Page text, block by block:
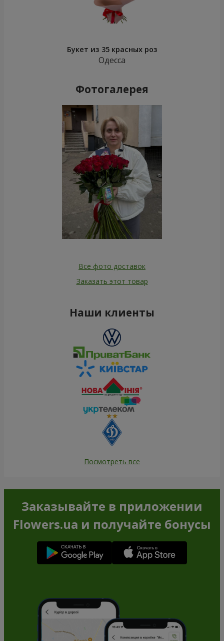
Букет из 35 красных роз
Одесса
Фотогалерея
Все фото доставок
Заказать этот товар
Наши клиенты
Посмотреть все
Заказывайте в приложении
Flowers.ua и получайте бонусы